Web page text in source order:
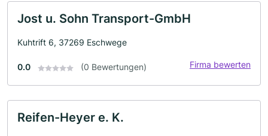
Jost u. Sohn Transport-GmbH
Kuhtrift 6, 37269 Eschwege
0.0 (0 Bewertungen) Firma bewerten
Reifen-Heyer e. K.